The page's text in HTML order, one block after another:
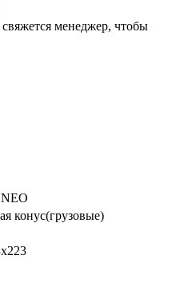
менеджер, чтобы
конус(грузовые)